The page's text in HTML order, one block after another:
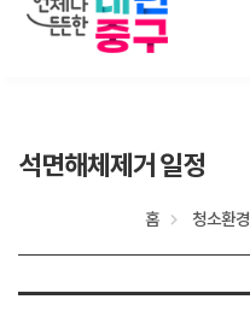
석면해체제거 일정
홈 청소환경